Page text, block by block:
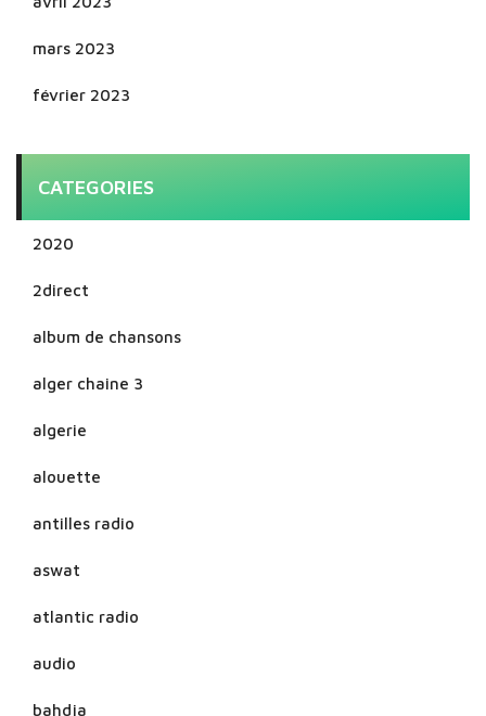
mars 2023
février 2023
CATEGORIES
2020
2direct
album de chansons
alger chaine 3
algerie
alouette
antilles radio
aswat
atlantic radio
audio
bahdja